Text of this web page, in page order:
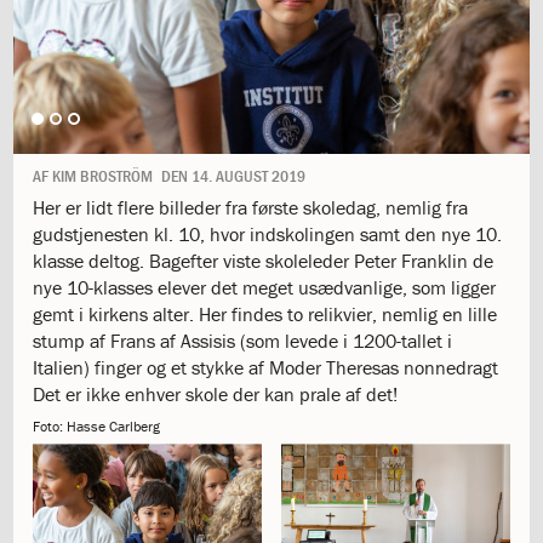
days
of
giving
1.12:
Let
it
1.13:
Move
it!
1.14:
Ucycle
We
cycle
Recycle
1.15:
Historie
1.16:
Bombningen
af
Institut
Jeanne
d’Arc
1.17:
Markering
af
AF KIM BROSTRÖM DEN 14. AUGUST 2019
Her er lidt flere billeder fra første skoledag, nemlig fra
gudstjenesten kl. 10, hvor indskolingen samt den nye 10.
klasse deltog. Bagefter viste skoleleder Peter Franklin de
nye 10-klasses elever det meget usædvanlige, som ligger
gemt i kirkens alter. Her findes to relikvier, nemlig en lille
stump af Frans af Assisis (som levede i 1200-tallet i
Italien) finger og et stykke af Moder Theresas nonnedragt
Det er ikke enhver skole der kan prale af det!
Foto: Hasse Carlberg